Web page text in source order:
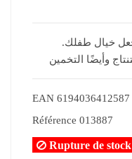
.قصص تربوية للاطفال، كفيلة بأن تجعل خيال طفلك
EAN 6194036412587
Référence 013887
Rupture de stock